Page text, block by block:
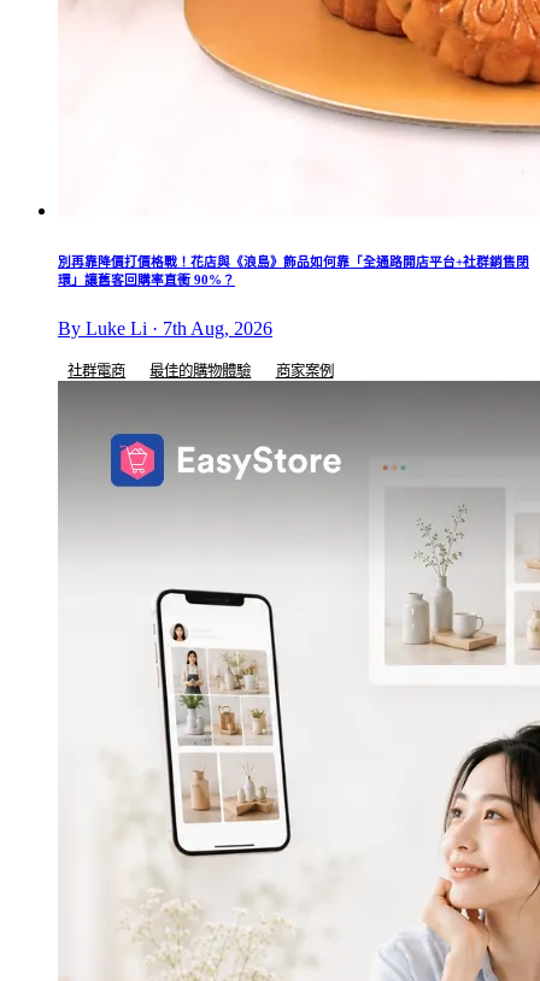
別再靠降價打價格戰！花店與《浪島》飾品如何靠「全通路開店平台+社群銷售閉
環」讓舊客回購率直衝 90%？
By Luke Li · 7th Aug, 2026
社群電商 最佳的購物體驗 商家案例